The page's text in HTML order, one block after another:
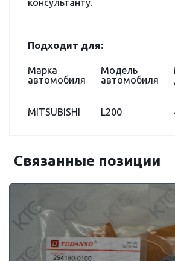
консультанту.
Подходит для:
Марка
автомобиля
Модель
автомобиля
MITSUBISHI L200
Связанные позиции